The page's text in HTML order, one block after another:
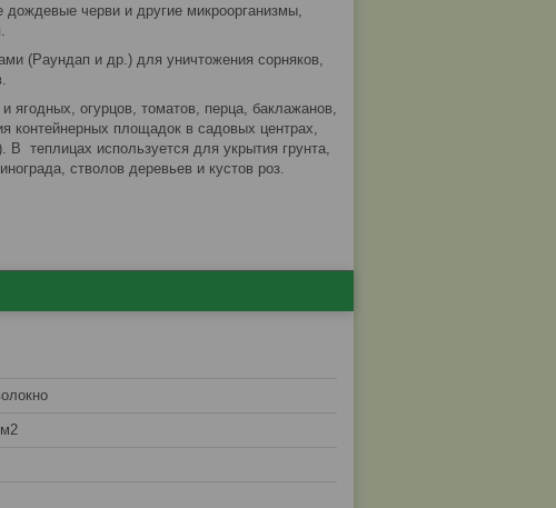
черви и другие микроорганизмы,
(Раундап и др.) для уничтожения сорняков,
ягодных, огурцов, томатов, перца, баклажанов,
контейнерных площадок в садовых центрах,
В теплицах используется для укрытия грунта,
стволов деревьев и кустов роз.